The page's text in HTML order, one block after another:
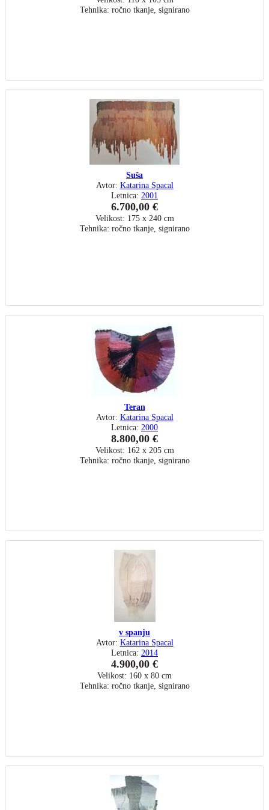
Tehnika: ročno tkanje, signirano
Suša
Avtor: Katarina Spacal
Letnica: 2001
6.700,00 €
Velikost: 175 x 240 cm
Tehnika: ročno tkanje, signirano
Teran
Avtor: Katarina Spacal
Letnica: 2000
8.800,00 €
Velikost: 162 x 205 cm
Tehnika: ročno tkanje, signirano
v spanju
Avtor: Katarina Spacal
Letnica: 2014
4.900,00 €
Velikost: 160 x 80 cm
Tehnika: ročno tkanje, signirano